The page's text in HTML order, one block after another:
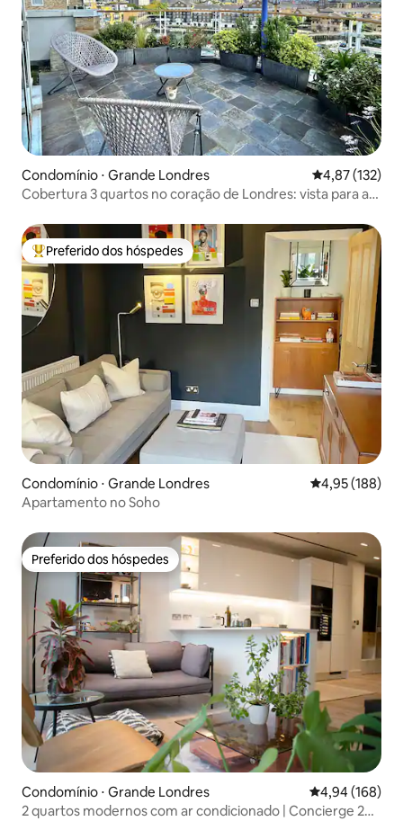
Condomínio ⋅ Grande Londres 4,87 de uma
4,87 (132)
Cobertura 3 quartos no coração de Londres: vista para a
Entre os melhores preferidos dos hóspedes
Preferido dos hóspedes
Condomínio ⋅ Grande Londres 4,95 de uma
4,95 (188)
Apartamento no Soho
Preferido dos hóspedes
Preferido dos hóspedes
Condomínio ⋅ Grande Londres 4,94 de uma
4,94 (168)
2 quartos modernos com ar condicionado | Concierge 24